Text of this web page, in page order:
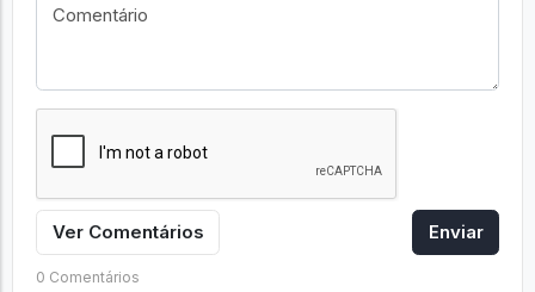
Ver Comentários Enviar
0 Comentários